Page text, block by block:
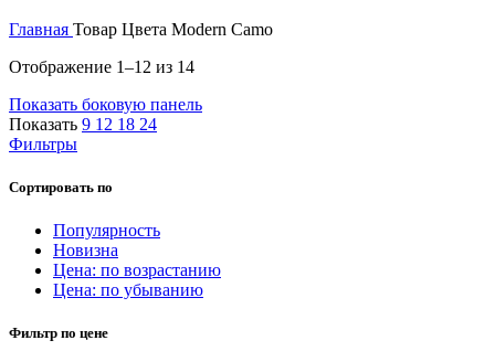
Главная Товар Цвета Modern Cаmo
Отображение 1–12 из 14Сортировка:
недавние
Показать боковую панель
Показать 9 12 18 24
Фильтры
Сортировать по
Популярность
Новизна
Цена: по возрастанию
Цена: по убыванию
Фильтр по цене